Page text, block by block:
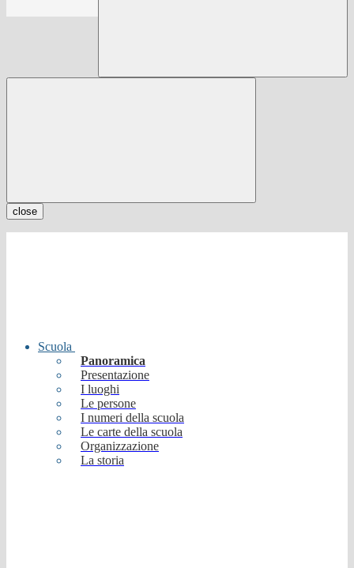
close
Scuola
Panoramica
Presentazione
I luoghi
Le persone
I numeri della scuola
Le carte della scuola
Organizzazione
La storia